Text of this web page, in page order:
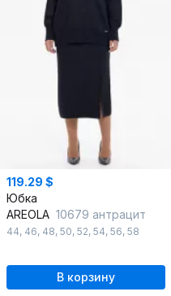
119.29 $
Юбка
AREOLA 10679 антрацит
44, 46, 48, 50, 52, 54, 56, 58
В корзину